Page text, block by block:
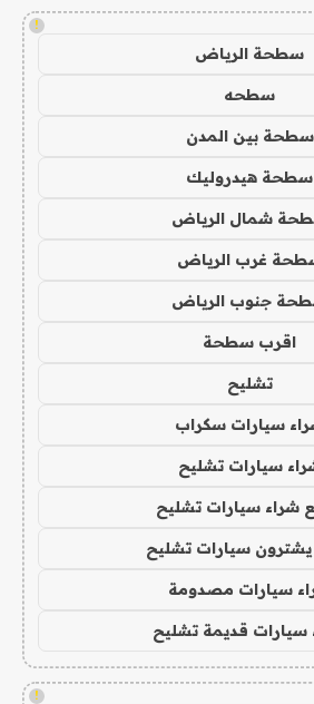
!
سطحة الرياض
سطحه
سطحة بين المدن
سطحة هيدروليك
شمال الرياض
غرب الرياض
جنوب الرياض
اقرب سطحة
تشليح
سيارات سكراب
سيارات تشليح
شراء سيارات تشليح
يشترون سيارات تشليح
سيارات مصدومة
سيارات قديمة تشليح
!